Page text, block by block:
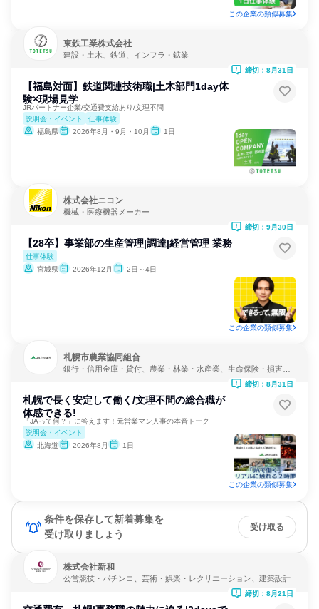
この企業の類似募集
東鉄工業株式会社
建設・土木、鉄道、インフラ・鉱業
【福島対面】鉄道関連技術職|土木部門1day体
験×現場見学
JRパートナー企業/交通費支給あり/文理不問
説明会・イベント
仕事体験
福島県
2026年8月・9月・10月 1日
締切：8月31日
株式会社ニコン
機械・医療機器メーカー
【28卒】事業部の生産管理|調達|経営管理 業務
仕事体験
宮城県
2026年12月 2日～4日
締切：9月30日
この企業の類似募集
札幌市農業協同組合
銀行・信用金庫・貸付、農業・林業・水産業、生命保険・損害保
札幌で長く安定して働く/文理不問の総合職が
体感できる!
「JAって何？」に答えます！元営業マン人事の本音トーク
説明会・イベント
北海道
2026年8月 1日
締切：8月31日
この企業の類似募集
条件を保存して新着募集を
受け取りましょう
受け取る
株式会社新和
公営競技・パチンコ、芸術・娯楽・レクリエーション、建築設計
締切：8月21日